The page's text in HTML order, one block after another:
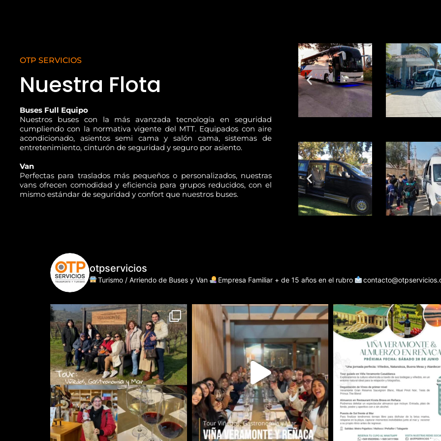
OTP SERVICIOS
Nuestra Flota
Buses Full Equipo
Nuestros buses con la más avanzada tecnología en seguridad
cumpliendo con la normativa vigente del MTT. Equipados con aire
acondicionado, asientos semi cama y salón cama, sistemas de
entretenimiento, cinturón de seguridad y seguro por asiento.
Van
Perfectas para traslados más pequeños o personalizados, nuestras
vans ofrecen comodidad y eficiencia para grupos reducidos, con el
mismo estándar de seguridad y confort que nuestros buses.
otpservicios
Turismo / Arriendo de Buses y Van Empresa Familiar + de 15 años en el rubro